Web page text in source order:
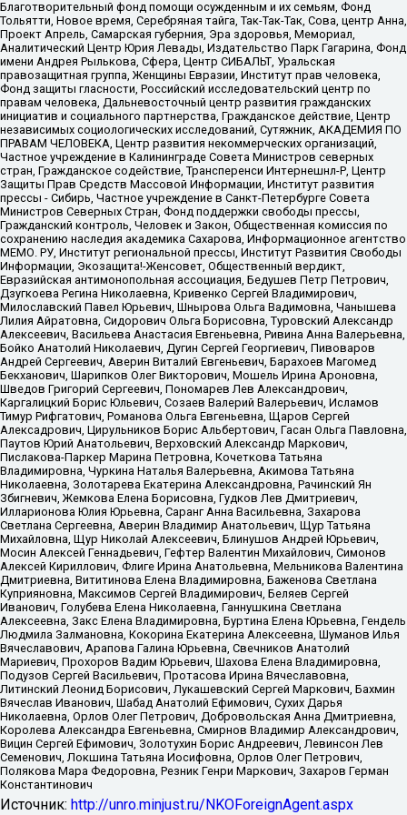
Благотворительный фонд помощи осужденным и их семьям, Фонд
Тольятти, Новое время, Серебряная тайга, Так-Так-Так, Сова, центр Анна,
Проект Апрель, Самарская губерния, Эра здоровья, Мемориал,
Аналитический Центр Юрия Левады, Издательство Парк Гагарина, Фонд
имени Андрея Рылькова, Сфера, Центр СИБАЛЬТ, Уральская
правозащитная группа, Женщины Евразии, Институт прав человека,
Фонд защиты гласности, Российский исследовательский центр по
правам человека, Дальневосточный центр развития гражданских
инициатив и социального партнерства, Гражданское действие, Центр
независимых социологических исследований, Сутяжник, АКАДЕМИЯ ПО
ПРАВАМ ЧЕЛОВЕКА, Центр развития некоммерческих организаций,
Частное учреждение в Калининграде Совета Министров северных
стран, Гражданское содействие, Трансперенси Интернешнл-Р, Центр
Защиты Прав Средств Массовой Информации, Институт развития
прессы - Сибирь, Частное учреждение в Санкт-Петербурге Совета
Министров Северных Стран, Фонд поддержки свободы прессы,
Гражданский контроль, Человек и Закон, Общественная комиссия по
сохранению наследия академика Сахарова, Информационное агентство
МЕМО. РУ, Институт региональной прессы, Институт Развития Свободы
Информации, Экозащита!-Женсовет, Общественный вердикт,
Евразийская антимонопольная ассоциация, Бедушев Петр Петрович,
Дзугкоева Регина Николаевна, Кривенко Сергей Владимирович,
Милославский Павел Юрьевич, Шнырова Ольга Вадимовна, Чанышева
Лилия Айратовна, Сидорович Ольга Борисовна, Туровский Александр
Алексеевич, Васильева Анастасия Евгеньевна, Ривина Анна Валерьевна,
Бойко Анатолий Николаевич, Дугин Сергей Георгиевич, Пивоваров
Андрей Сергеевич, Аверин Виталий Евгеньевич, Барахоев Магомед
Бекханович, Шарипков Олег Викторович, Мошель Ирина Ароновна,
Шведов Григорий Сергеевич, Пономарев Лев Александрович,
Каргалицкий Борис Юльевич, Созаев Валерий Валерьевич, Исламов
Тимур Рифгатович, Романова Ольга Евгеньевна, Щаров Сергей
Алексадрович, Цирульников Борис Альбертович, Гасан Ольга Павловна,
Паутов Юрий Анатольевич, Верховский Александр Маркович,
Пислакова-Паркер Марина Петровна, Кочеткова Татьяна
Владимировна, Чуркина Наталья Валерьевна, Акимова Татьяна
Николаевна, Золотарева Екатерина Александровна, Рачинский Ян
Збигневич, Жемкова Елена Борисовна, Гудков Лев Дмитриевич,
Илларионова Юлия Юрьевна, Саранг Анна Васильевна, Захарова
Светлана Сергеевна, Аверин Владимир Анатольевич, Щур Татьяна
Михайловна, Щур Николай Алексеевич, Блинушов Андрей Юрьевич,
Мосин Алексей Геннадьевич, Гефтер Валентин Михайлович, Симонов
Алексей Кириллович, Флиге Ирина Анатольевна, Мельникова Валентина
Дмитриевна, Вититинова Елена Владимировна, Баженова Светлана
Куприяновна, Максимов Сергей Владимирович, Беляев Сергей
Иванович, Голубева Елена Николаевна, Ганнушкина Светлана
Алексеевна, Закс Елена Владимировна, Буртина Елена Юрьевна, Гендель
Людмила Залмановна, Кокорина Екатерина Алексеевна, Шуманов Илья
Вячеславович, Арапова Галина Юрьевна, Свечников Анатолий
Мариевич, Прохоров Вадим Юрьевич, Шахова Елена Владимировна,
Подузов Сергей Васильевич, Протасова Ирина Вячеславовна,
Литинский Леонид Борисович, Лукашевский Сергей Маркович, Бахмин
Вячеслав Иванович, Шабад Анатолий Ефимович, Сухих Дарья
Николаевна, Орлов Олег Петрович, Добровольская Анна Дмитриевна,
Королева Александра Евгеньевна, Смирнов Владимир Александрович,
Вицин Сергей Ефимович, Золотухин Борис Андреевич, Левинсон Лев
Семенович, Локшина Татьяна Иосифовна, Орлов Олег Петрович,
Полякова Мара Федоровна, Резник Генри Маркович, Захаров Герман
Константинович
Источник: http://unro.minjust.ru/NKOForeignAgent.aspx